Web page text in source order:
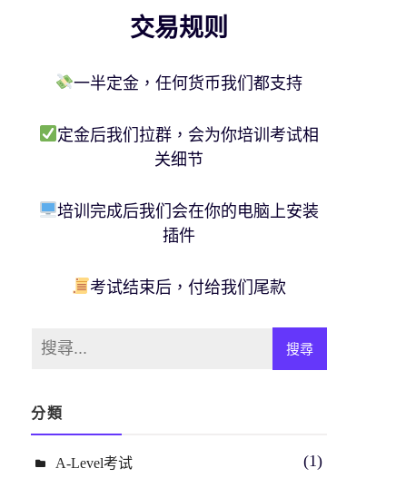
交易规则
一半定金，任何货币我们都支持
定金后我们拉群，会为你培训考试相
关细节
培训完成后我们会在你的电脑上安装
插件
考试结束后，付给我们尾款
分類
A-Level考试 (1)